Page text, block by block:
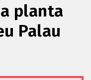
planta
Palau